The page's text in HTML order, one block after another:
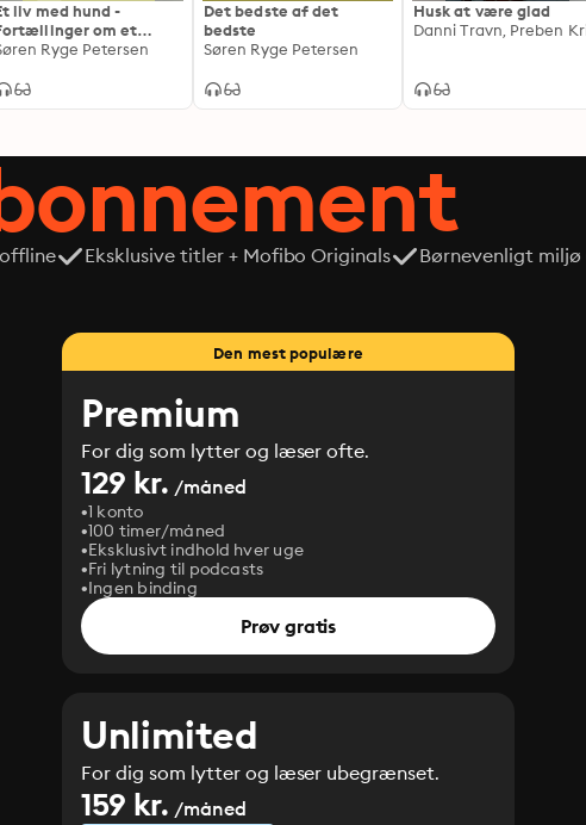
liv med hund -
om et
Ryge Petersen
Det bedste af det
bedste
Søren Ryge Petersen
Husk at være glad
Eksklusive titler + Mofibo Originals
Børnevenligt miljø
Den mest populære
Premium
For dig som lytter og læser ofte.
129 kr. /måned
1 konto
100 timer/måned
Eksklusivt indhold hver uge
Fri lytning til podcasts
Ingen binding
Prøv gratis
Unlimited
For dig som lytter og læser ubegrænset.
159 kr. /måned